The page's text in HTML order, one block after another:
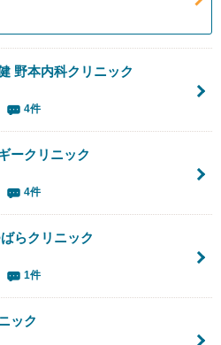
野本内科クリニック
4件
ークリニック
4件
らクリニック
1件
ック